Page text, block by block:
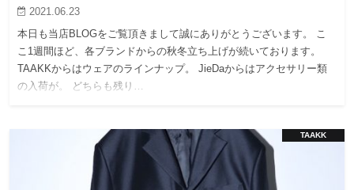
2021.06.23
本日も当店BLOGをご覧頂きまして誠にありがとうございます。 こ
こ1週間ほど、各ブランドからの秋冬立ち上げが続いております。
TAAKKからはウェアのラインナップ。 JieDaからはアクセサリー類
の入荷が。 どちらも残り…
TAAKK